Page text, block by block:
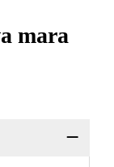
mara